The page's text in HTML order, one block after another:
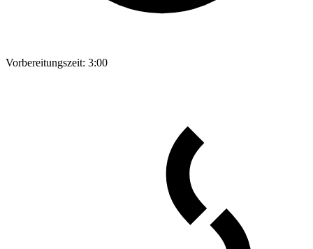
Vorbereitungszeit: 3:00